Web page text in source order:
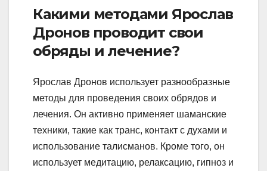
Какими методами Ярослав
Дронов проводит свои
обряды и лечение?
Ярослав Дронов использует разнообразные
методы для проведения своих обрядов и
лечения. Он активно применяет шаманские
техники, такие как транс, контакт с духами и
использование талисманов. Кроме того, он
использует медитацию, релаксацию, гипноз и